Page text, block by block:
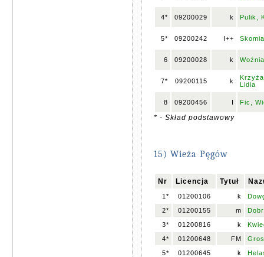
4* 09200029 k Pulik,
5* 09200242 I++
6 09200028 k
7* 09200115 k
Lidia
8 09200456 I Fic,
* - Skład podstawowy
15) Wieża Pęgów
Nr Licencja Tytuł
1* 01200106 k
2*
01200155 m
3*
01200816 k
4*
01200648 FM
5*
01200645 k